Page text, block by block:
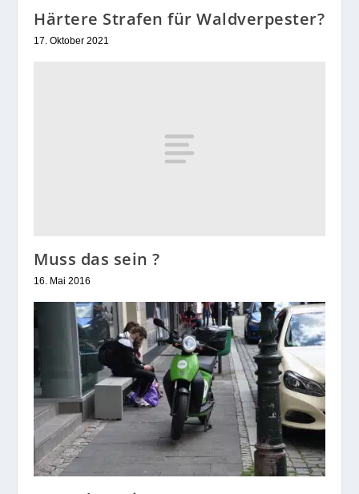
Härtere Strafen für Waldverpester?
17. Oktober 2021
Muss das sein ?
16. Mai 2016